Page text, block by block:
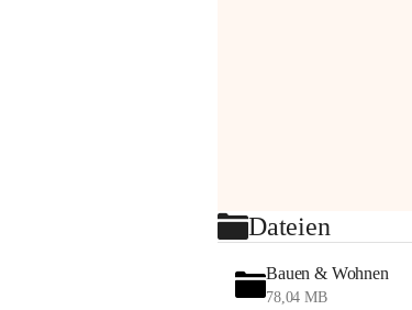
Dateien
Bauen & Wohnen
78,04 MB